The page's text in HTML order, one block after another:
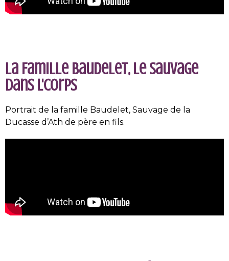
La Famille Baudelet, Le Sauvage
dans l'corps
Portrait de la famille Baudelet, Sauvage de la
Ducasse d’Ath de père en fils.